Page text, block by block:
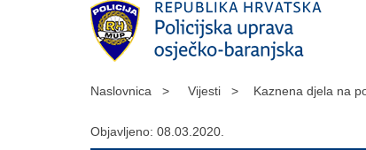
Naslovnica > Vijesti > Kaznena djela na
Objavljeno: 08.03.2020.